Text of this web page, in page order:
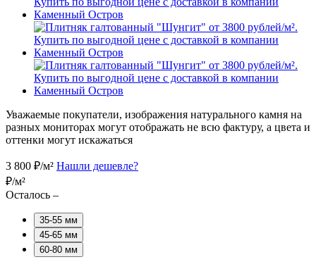
Уважаемые покупатели, изображения натурального камня на
разных мониторах могут отображать не всю фактуру, а цвета и
оттенки могут искажаться
3 800 ₽/м² Нашли дешевле?
₽/м²
Осталось –
35-55 мм
45-65 мм
60-80 мм